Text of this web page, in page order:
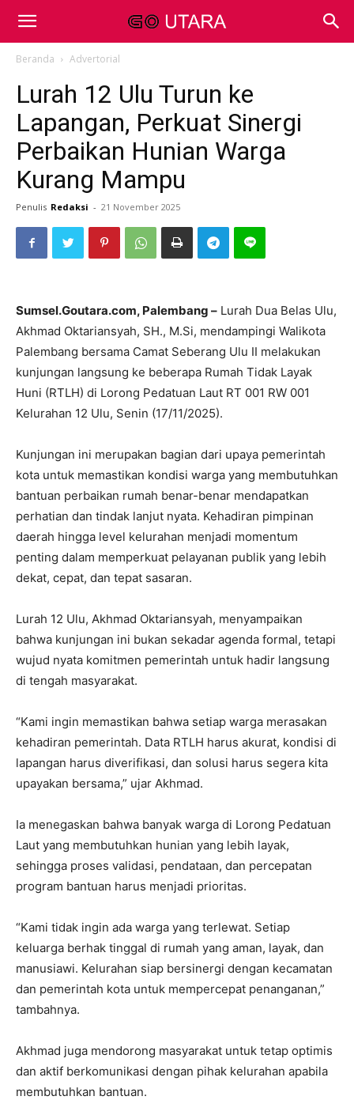
Beranda Advertorial
Lurah 12 Ulu Turun ke
Lapangan, Perkuat Sinergi
Perbaikan Hunian Warga
Kurang Mampu
Penulis Redaksi - 21 November 2025
Sumsel.Goutara.com, Palembang – Lurah Dua Belas Ulu,
Akhmad Oktariansyah, SH., M.Si, mendampingi Walikota
Palembang bersama Camat Seberang Ulu II melakukan
kunjungan langsung ke beberapa Rumah Tidak Layak
Huni (RTLH) di Lorong Pedatuan Laut RT 001 RW 001
Kelurahan 12 Ulu, Senin (17/11/2025).
Kunjungan ini merupakan bagian dari upaya pemerintah
kota untuk memastikan kondisi warga yang membutuhkan
bantuan perbaikan rumah benar-benar mendapatkan
perhatian dan tindak lanjut nyata. Kehadiran pimpinan
daerah hingga level kelurahan menjadi momentum
penting dalam memperkuat pelayanan publik yang lebih
dekat, cepat, dan tepat sasaran.
Lurah 12 Ulu, Akhmad Oktariansyah, menyampaikan
bahwa kunjungan ini bukan sekadar agenda formal, tetapi
wujud nyata komitmen pemerintah untuk hadir langsung
di tengah masyarakat.
“Kami ingin memastikan bahwa setiap warga merasakan
kehadiran pemerintah. Data RTLH harus akurat, kondisi di
lapangan harus diverifikasi, dan solusi harus segera kita
upayakan bersama,” ujar Akhmad.
Ia menegaskan bahwa banyak warga di Lorong Pedatuan
Laut yang membutuhkan hunian yang lebih layak,
sehingga proses validasi, pendataan, dan percepatan
program bantuan harus menjadi prioritas.
“Kami tidak ingin ada warga yang terlewat. Setiap
keluarga berhak tinggal di rumah yang aman, layak, dan
manusiawi. Kelurahan siap bersinergi dengan kecamatan
dan pemerintah kota untuk mempercepat penanganan,”
tambahnya.
Akhmad juga mendorong masyarakat untuk tetap optimis
dan aktif berkomunikasi dengan pihak kelurahan apabila
membutuhkan bantuan.